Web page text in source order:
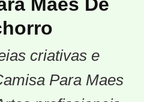
criativas e
Para Maes